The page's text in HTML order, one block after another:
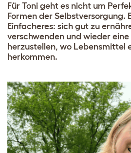
Für Toni geht es nicht um
Formen der Selbstversorgung.
Einfacheres: sich gut zu
verschwenden und wieder
herzustellen, wo Lebensmittel
herkommen.